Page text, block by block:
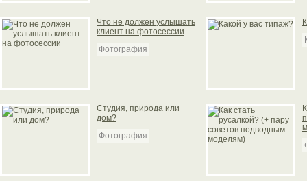
Что не должен услышать
клиент на фотосессии
Фотография
Студия, природа или
дом?
Фотография